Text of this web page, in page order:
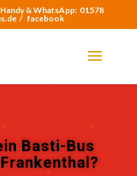
Handy & WhatsApp: 01578
/ facebook
Basti-Bus